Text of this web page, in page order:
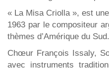
« La Misa Criolla », est
1963 par le compositeur
thèmes d’Amérique du Sud.
Chœur François Issaly,
avec instruments